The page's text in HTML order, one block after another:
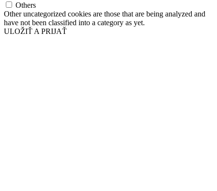
Others
Other uncategorized cookies are those that are being analyzed and
have not been classified into a category as yet.
ULOŽIŤ A PRIJAŤ